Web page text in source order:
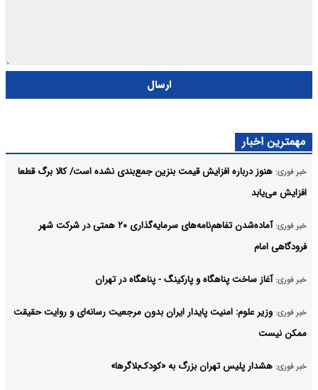
ارسال
مهمترین اخبار
خبر فوری: هنوز درباره افزایش قیمت بنزین جمع‌بندی نشده است/ کالا برگ قطعا
افزایش می‌یابد
خبر فوری:
آماده‌شدن تفاهم‌نامه‌های سرمایه‌گذاری ۲۰ همتی در شرکت شهر
فرودگاهی امام
خبر فوری: آغاز ساخت پناهگاه و پارکینگ - پناهگاه در تهران
خبر فوری: وزیر علوم: امنیت پایدار ایران بدون مرجعیت رسانه‌ای و روایت حقیقت
ممکن نیست
خبر فوری: هشدار پلیس تهران بزرگ به «کودک‌بلاگرها»